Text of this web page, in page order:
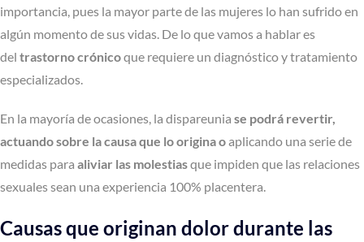
importancia, pues la mayor parte de las mujeres lo han sufrido en
algún momento de sus vidas. De lo que vamos a hablar es
del trastorno crónicoque requiere un diagnóstico y tratamiento
especializados.
En la mayoría de ocasiones, la dispareunia se podrá revertir,
actuando sobre la causa que lo originaoaplicando una serie de
medidas para aliviar las molestiasque impiden que las relaciones
sexuales sean una experiencia 100% placentera.
Causas que originan dolor durante las